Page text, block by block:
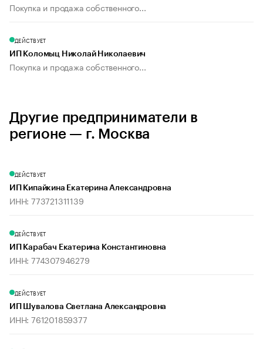
Покупка и продажа собственного...
ДЕЙСТВУЕТ
ИП Коломыц Николай Николаевич
Покупка и продажа собственного...
Другие предприниматели в
регионе — г. Москва
ДЕЙСТВУЕТ
ИП Кипайкина Екатерина Александровна
ИНН: 773721311139
ДЕЙСТВУЕТ
ИП Карабач Екатерина Константиновна
ИНН: 774307946279
ДЕЙСТВУЕТ
ИП Шувалова Светлана Александровна
ИНН: 761201859377